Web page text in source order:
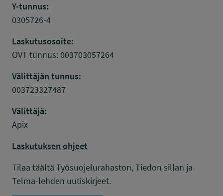
Y-tunnus:
0305726-4
Laskutusosoite:
OVT tunnus: 003703057264
Välittäjän tunnus:
003723327487
Välittäjä:
Apix
Laskutuksen ohjeet
Tilaa täältä Työsuojelurahaston, Tiedon sillan ja
Telma-lehden uutiskirjeet.